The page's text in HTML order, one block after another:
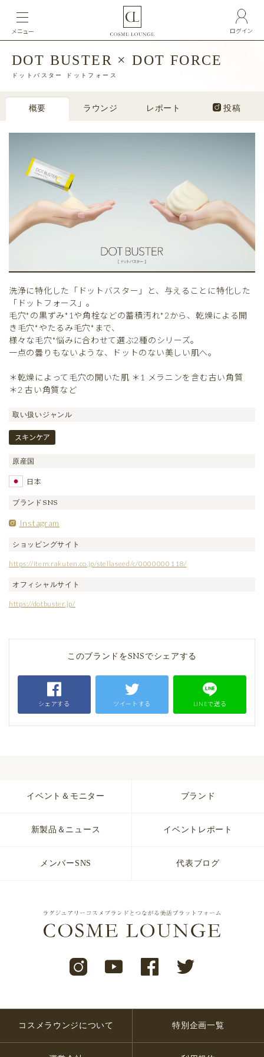
ログイン
メニュー
DOT BUSTER × DOT FORCE
ドットバスター ドットフォース
概要 ラウンジ レポート 投稿
洗浄に特化した「ドットバスター」と、与えることに特化した
「ドットフォース」。
毛穴*の黒ずみ*1や角栓などの蓄積汚れ*2から、乾燥による開
き毛穴*やたるみ毛穴*まで、
様々な毛穴*悩みに合わせて選ぶ2種のシリーズ。
一点の曇りもないような、ドットのない美しい肌へ。
＊乾燥によって毛穴の開いた肌 ＊1 メラニンを含む古い角質
＊2 古い角質など
取い扱いジャンル
スキンケア
原産国
日本
ブランドSNS
Instagram
ショッピングサイト
https://item.rakuten.co.jp/stellaseed/c/0000000118/
オフィシャルサイト
https://dotbuster.jp/
このブランドをSNSでシェアする
シェアする ツイートする LINEで送る
イベント＆モニター ブランド
新製品＆ニュース イベントレポート
メンバーSNS 代表ブログ
コスメラウンジについて 特別企画一覧